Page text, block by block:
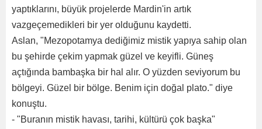
yaptıklarını, büyük projelerde Mardin'in artık
vazgeçemedikleri bir yer olduğunu kaydetti.
Aslan, "Mezopotamya dediğimiz mistik yapıya sahip olan
bu şehirde çekim yapmak güzel ve keyifli. Güneş
açtığında bambaşka bir hal alır. O yüzden seviyorum bu
bölgeyi. Güzel bir bölge. Benim için doğal plato." diye
konuştu.
- "Buranın mistik havası, tarihi, kültürü çok başka"